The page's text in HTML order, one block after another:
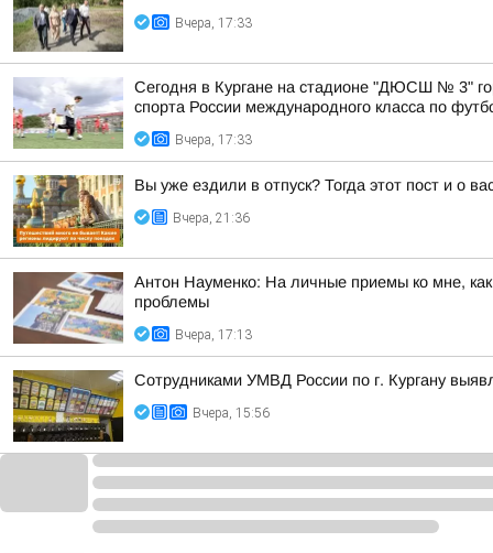
Вчера, 17:33
Сегодня в Кургане на стадионе "ДЮСШ № 3"
спорта России международного класса по
Вчера, 17:33
Вы уже ездили в отпуск? Тогда этот пост и о
Вчера, 21:36
Антон Науменко: На личные приемы ко мне,
проблемы
Вчера, 17:13
Сотрудниками УМВД России по г. Кургану
Вчера, 15:56